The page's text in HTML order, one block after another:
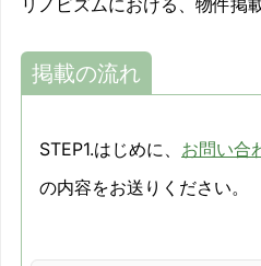
掲載の流れ
STEP1.はじめに、 お問い合
の内容をお送りください。